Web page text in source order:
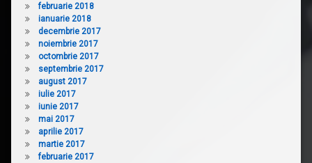
februarie 2018
ianuarie 2018
decembrie 2017
noiembrie 2017
octombrie 2017
septembrie 2017
august 2017
iulie 2017
iunie 2017
mai 2017
aprilie 2017
martie 2017
februarie 2017